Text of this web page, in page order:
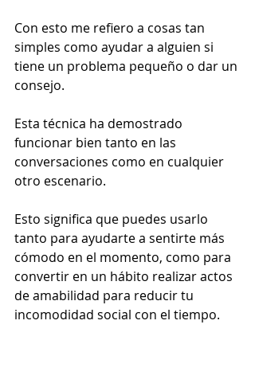
Con esto me refiero a cosas tan
simples como ayudar a alguien si
tiene un problema pequeño o dar un
consejo.
Esta técnica ha demostrado
funcionar bien tanto en las
conversaciones como en cualquier
otro escenario.
Esto significa que puedes usarlo
tanto para ayudarte a sentirte más
cómodo en el momento, como para
convertir en un hábito realizar actos
de amabilidad para reducir tu
incomodidad social con el tiempo.